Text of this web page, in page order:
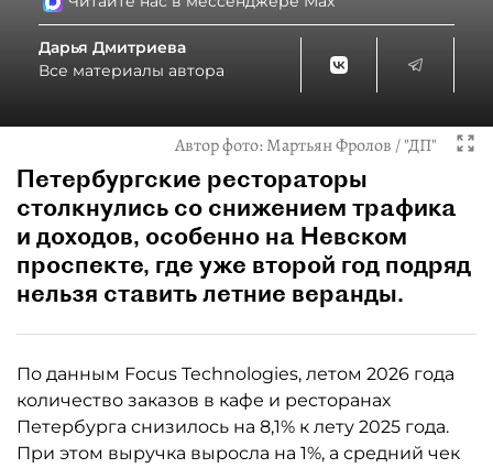
Дарья Дмитриева
Все материалы автора
Автор фото:Мартьян Фролов / "ДП"
Петербургские рестораторы
столкнулись со снижением трафика
и доходов, особенно на Невском
проспекте, где уже второй год подряд
нельзя ставить летние веранды.
По данным Focus Technologies, летом 2026 года
количество заказов в кафе и ресторанах
Петербурга снизилось на 8,1% к лету 2025 года.
При этом выручка выросла на 1%, а средний чек